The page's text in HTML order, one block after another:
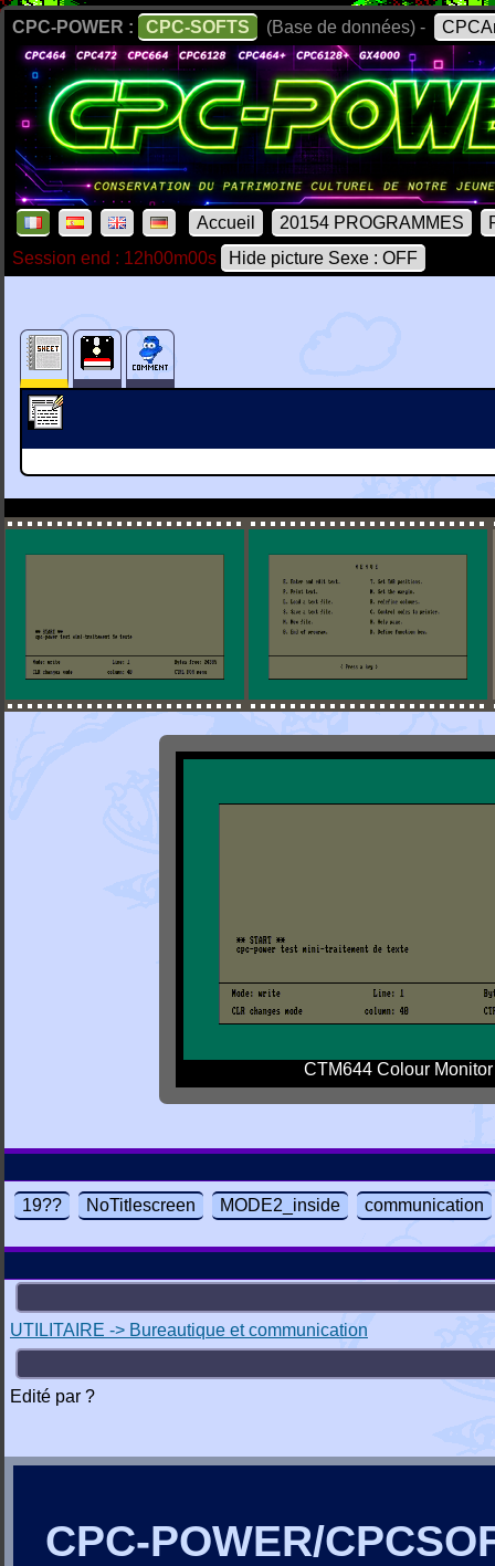
CPC-POWER : CPC-SOFTS (Base de données) -
Accueil 20154 PROGRAMMES
Session end : 12h00m00s
Hide picture Sexe : OFF
CTM644 Colour Monitor
19?? NoTitlescreen MODE2_inside communication
UTILITAIRE -> Bureautique et communication
Edité par ?
CPC-POWER/